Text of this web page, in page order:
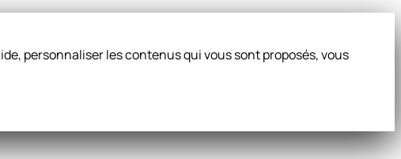
personnaliser les contenus qui vous sont proposés, vous